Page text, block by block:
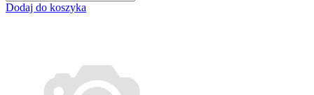
Dodaj do koszyka